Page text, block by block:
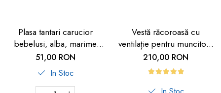
Plasa tantari carucior
bebelusi, alba, marime
universala, Reer BiteSafe
51,00 RON
In Stoc
Vestă răcoroasă cu
ventilație pentru muncitori,
sportivi și HORECA
210,00 RON